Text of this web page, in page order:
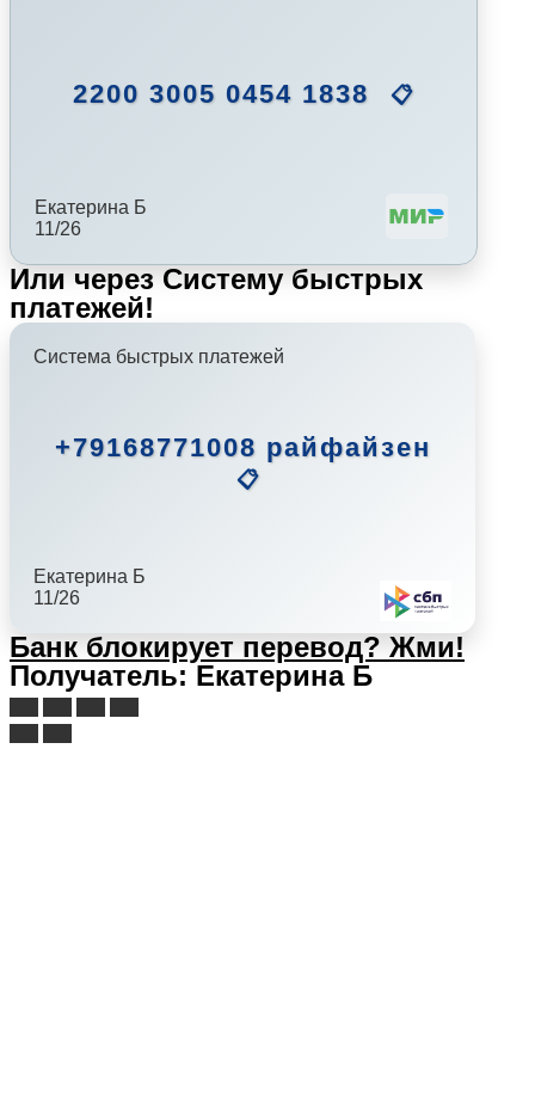
2200 3005 0454 1838 📋
Екатерина Б
11/26
Или через Систему быстрых
платежей!
Система быстрых платежей
+79168771008 райфайзен
📋
Екатерина Б
11/26
Банк блокирует перевод? Жми!
Получатель: Екатерина Б